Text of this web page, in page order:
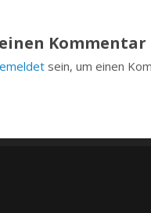
Kommentar
sein, um einen